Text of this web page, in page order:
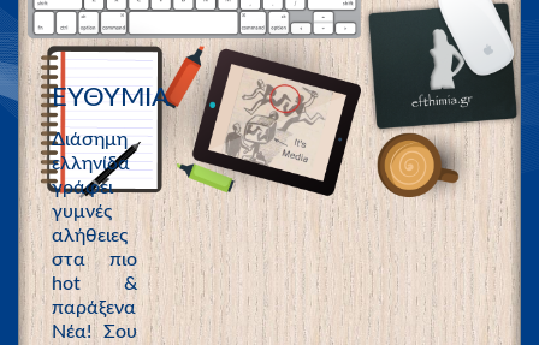
ΕΥΘΥΜΙΑ
Διάσημη
ελληνίδα
γράφει
γυμνές
αλήθειες
στα πιο
hot &
παράξενα
Νέα! Σου